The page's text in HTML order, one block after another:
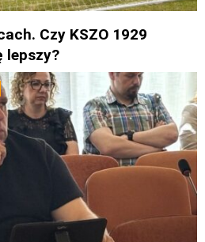
Czy KSZO 1929
lepszy?